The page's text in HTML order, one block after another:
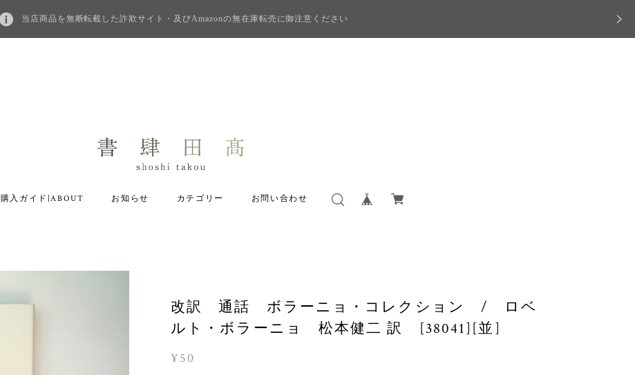
当店商品を無断転載した詐欺サイト・及びAmazonの無在庫転売に御注意ください
購入ガイド|ABOUT お知らせ カテゴリー お問い合わせ
改訳 通話 ボラーニョ・コレクション / ロベ
ルト・ボラーニョ 松本健二 訳 [38041][並]
¥50